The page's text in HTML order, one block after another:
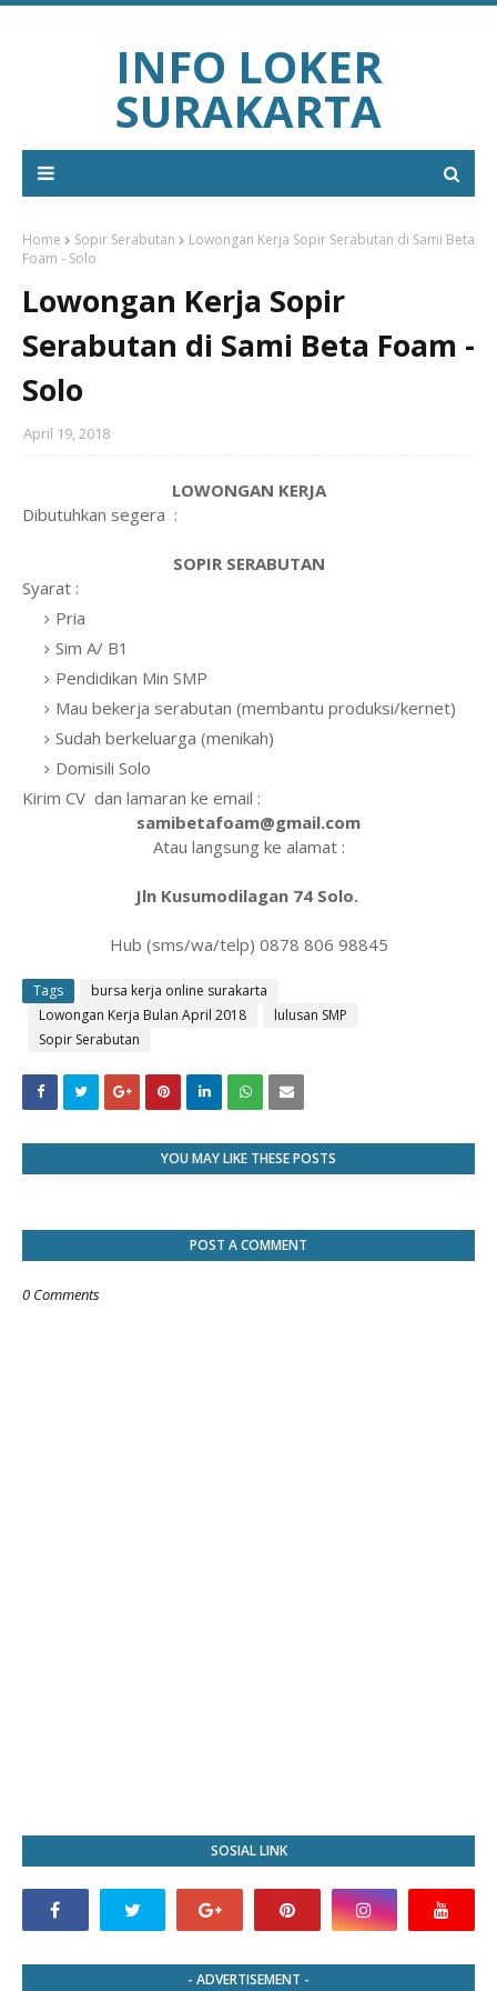
INFO LOKER
SURAKARTA
Home Sopir Serabutan
Lowongan Kerja Sopir Serabutan di Sami Beta
Foam - Solo
Lowongan Kerja Sopir
Serabutan di Sami Beta Foam -
Solo
April 19, 2018
LOWONGAN KERJA
Dibutuhkan segera :
SOPIR SERABUTAN
Syarat :
Pria
Sim A/ B1
Pendidikan Min SMP
Mau bekerja serabutan (membantu produksi/kernet)
Sudah berkeluarga (menikah)
Domisili Solo
Kirim CV dan lamaran ke email :
samibetafoam@gmail.com
Atau langsung ke alamat :
Jln Kusumodilagan 74 Solo.
Hub (sms/wa/telp) 0878 806 98845
Tags
bursa kerja online surakarta
Lowongan Kerja Bulan April 2018
lulusan SMP
Sopir Serabutan
YOU MAY LIKE THESE POSTS
POST A COMMENT
0 Comments
SOSIAL LINK
- ADVERTISEMENT -